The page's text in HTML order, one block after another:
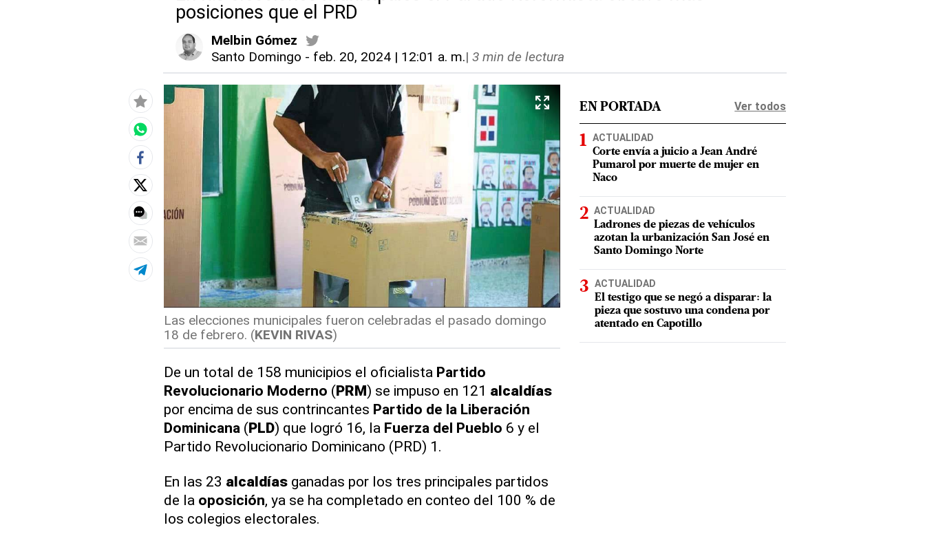
posiciones que el PRD
Melbin Gómez
Santo Domingo - feb. 20, 2024 | 12:01 a. m.| 3 min de lectura
Las elecciones municipales fueron celebradas el pasado domingo
18 de febrero. (KEVIN RIVAS)
De un total de 158 municipios el oficialista Partido
Revolucionario Moderno (PRM) se impuso en 121 alcaldías
por encima de sus contrincantes Partido de la Liberación
Dominicana (PLD) que logró 16, la Fuerza del Pueblo 6 y el
Partido Revolucionario Dominicano (PRD) 1.
En las 23 alcaldíasganadas por los tres principales partidos
de la oposición, ya se ha completado en conteo del 100 % de
los colegios electorales.
EN PORTADA Ver todos
ACTUALIDAD
Corte envía a juicio a Jean André
Pumarol por muerte de mujer en
Naco
ACTUALIDAD
Ladrones de piezas de vehículos
azotan la urbanización San José en
Santo Domingo Norte
ACTUALIDAD
El testigo que se negó a disparar: la
pieza que sostuvo una condena por
atentado en Capotillo